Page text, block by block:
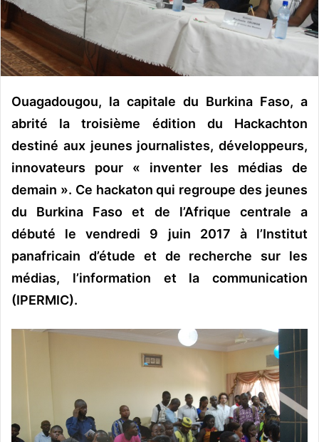
r
i
Ouagadougou, la capitale du Burkina Faso, a
abrité la troisième édition du Hackachton
destiné aux jeunes journalistes, développeurs,
innovateurs pour « inventer les médias de
demain ». Ce hackaton qui regroupe des jeunes
du Burkina Faso et de l’Afrique centrale a
débuté le vendredi 9 juin 2017 à l’Institut
panafricain d’étude et de recherche sur les
médias, l’information et la communication
(IPERMIC).